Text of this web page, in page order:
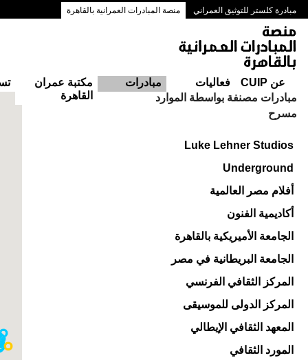
مبادرة كلستر للتوثيق العمراني منصة المبادرات العمرانية بالقاهرة
ممرات وسط البلد بالقاهرة
عن CUIP فعاليات مبادرات
مكتبة عمران
القاهرة
مبادرات مصنفة بواسطة الموارد
مسرح
Luke Lehner Studios
Underground
أفلام مصر العالمية
أكاديمية الفنون
الجامعة الأميريكية بالقاهرة
الجامعة البريطانية في مصر
المركز الثقافي الفرنسي
المركز الدولى للموسيقى
المعهد الثقافي الإيطالي
المورد الثقافي